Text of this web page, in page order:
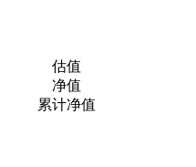
估值
净值
累计净值